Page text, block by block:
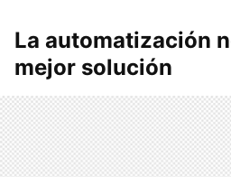
La automatización
mejor solución